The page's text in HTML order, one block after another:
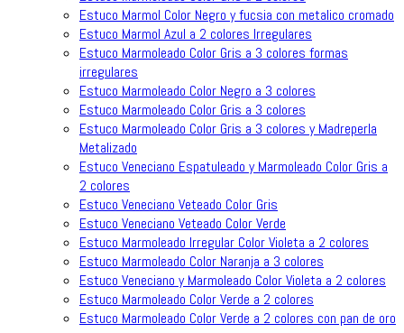
Estuco Marmol Color Negro y fucsia con metalico cromado
Estuco Marmol Azul a 2 colores Irregulares
Estuco Marmoleado Color Gris a 3 colores formas
irregulares
Estuco Marmoleado Color Negro a 3 colores
Estuco Marmoleado Color Gris a 3 colores
Estuco Marmoleado Color Gris a 3 colores y Madreperla
Metalizado
Estuco Veneciano Espatuleado y Marmoleado Color Gris a
2 colores
Estuco Veneciano Veteado Color Gris
Estuco Veneciano Veteado Color Verde
Estuco Marmoleado Irregular Color Violeta a 2 colores
Estuco Marmoleado Color Naranja a 3 colores
Estuco Veneciano y Marmoleado Color Violeta a 2 colores
Estuco Marmoleado Color Verde a 2 colores
Estuco Marmoleado Color Verde a 2 colores con pan de oro